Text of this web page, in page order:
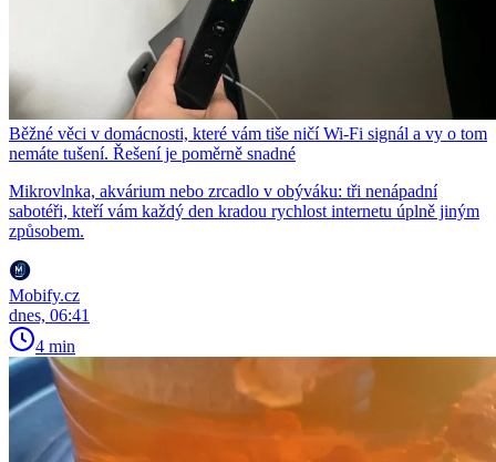
Běžné věci v domácnosti, které vám tiše ničí Wi-Fi signál a vy o tom
nemáte tušení. Řešení je poměrně snadné
Mikrovlnka, akvárium nebo zrcadlo v obýváku: tři nenápadní
sabotéři, kteří vám každý den kradou rychlost internetu úplně jiným
způsobem.
Mobify.cz
dnes, 06:41
4 min